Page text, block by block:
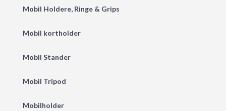
Mobil Holdere, Ringe & Grips
Mobil kortholder
Mobil Stander
Mobil Tripod
Mobilholder